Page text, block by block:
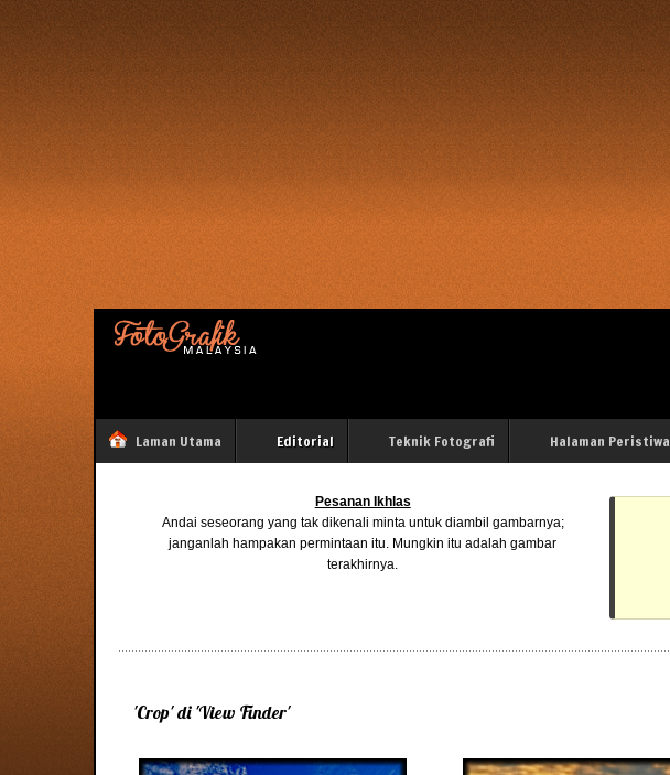
Laman Utama Editorial Teknik Fotografi Halaman Peristiwa
Pesanan Ikhlas
Andai seseorang yang tak dikenali minta untuk diambil gambarnya;
janganlah hampakan permintaan itu. Mungkin itu adalah gambar
terakhirnya.
'Crop' di 'View Finder'